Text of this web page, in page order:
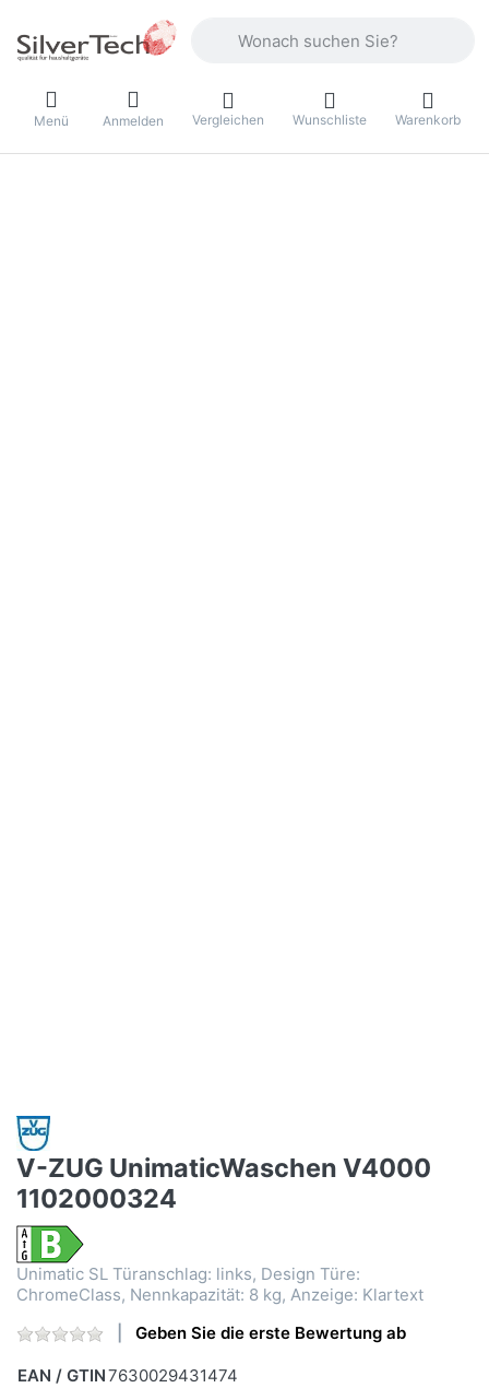
Menü Anmelden Vergleichen Wunschliste Warenkorb
V-ZUG UnimaticWaschen V4000
1102000324
Unimatic SL Türanschlag: links, Design Türe:
ChromeClass, Nennkapazität: 8 kg, Anzeige: Klartext
Geben Sie die erste Bewertung ab
EAN / GTIN7630029431474